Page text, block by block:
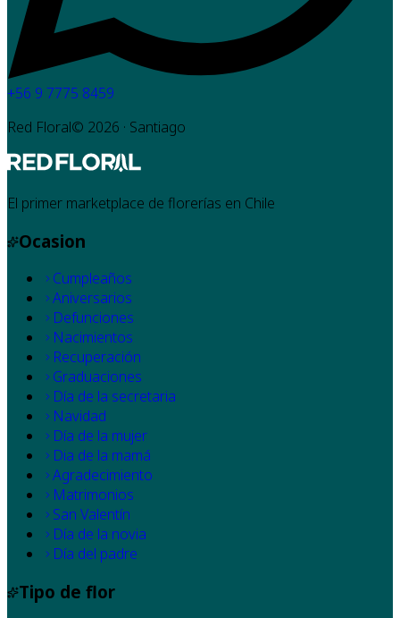
+56 9 7775 8459
Red Floral© 2026 · Santiago
El primer marketplace de florerías en Chile
Ocasion
Cumpleaños
Aniversarios
Defunciones
Nacimientos
Recuperación
Graduaciones
Día de la secretaria
Navidad
Día de la mujer
Dia de la mamá
Agradecimiento
Matrimonios
San Valentín
Día de la novia
Día del padre
Tipo de flor